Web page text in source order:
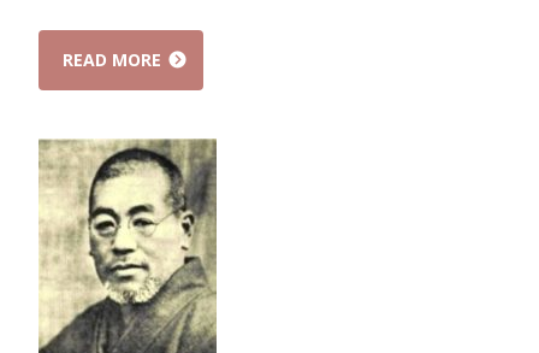
READ MORE